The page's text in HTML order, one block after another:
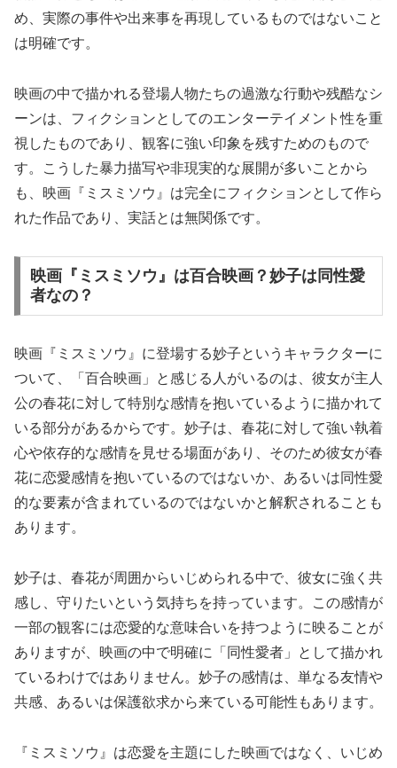
め、実際の事件や出来事を再現しているものではないこと
は明確です。
映画の中で描かれる登場人物たちの過激な行動や残酷なシ
ーンは、フィクションとしてのエンターテイメント性を重
視したものであり、観客に強い印象を残すためのもので
す。こうした暴力描写や非現実的な展開が多いことから
も、映画『ミスミソウ』は完全にフィクションとして作ら
れた作品であり、実話とは無関係です。
映画『ミスミソウ』は百合映画？妙子は同性愛
者なの？
映画『ミスミソウ』に登場する妙子というキャラクターに
ついて、「百合映画」と感じる人がいるのは、彼女が主人
公の春花に対して特別な感情を抱いているように描かれて
いる部分があるからです。妙子は、春花に対して強い執着
心や依存的な感情を見せる場面があり、そのため彼女が春
花に恋愛感情を抱いているのではないか、あるいは同性愛
的な要素が含まれているのではないかと解釈されることも
あります。
妙子は、春花が周囲からいじめられる中で、彼女に強く共
感し、守りたいという気持ちを持っています。この感情が
一部の観客には恋愛的な意味合いを持つように映ることが
ありますが、映画の中で明確に「同性愛者」として描かれ
ているわけではありません。妙子の感情は、単なる友情や
共感、あるいは保護欲求から来ている可能性もあります。
『ミスミソウ』は恋愛を主題にした映画ではなく、いじめ